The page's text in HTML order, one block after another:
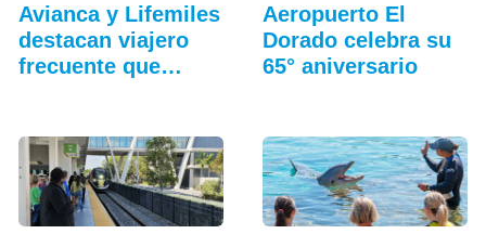
Avianca y Lifemiles
destacan viajero
frecuente que…
Aeropuerto El
Dorado celebra su
65° aniversario